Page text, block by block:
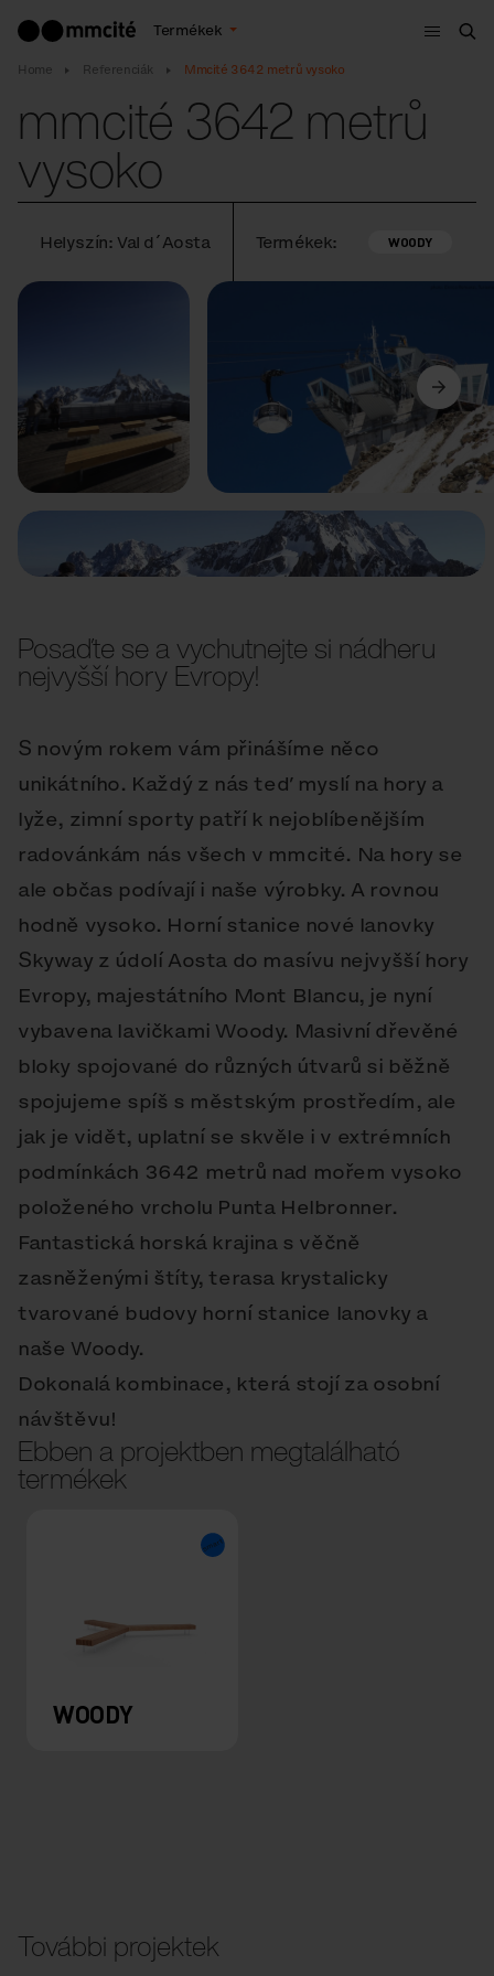
Termékek
Menü
Home Referenciák Mmcité 3642 metrů vysoko
mmcité 3642 metrů
vysoko
Helyszín: Val d´Aosta Termékek: WOODY
Előző Következő
Posaďte se a vychutnejte si nádheru
nejvyšší hory Evropy!
S novým rokem vám přinášíme něco
unikátního. Každý z nás teď myslí na hory a
lyže, zimní sporty patří k nejoblíbenějším
radovánkám nás všech v mmcité. Na hory se
ale občas podívají i naše výrobky. A rovnou
hodně vysoko. Horní stanice nové lanovky
Skyway z údolí Aosta do masívu nejvyšší hory
Evropy, majestátního Mont Blancu, je nyní
vybavena lavičkami Woody. Masivní dřevěné
bloky spojované do různých útvarů si běžně
spojujeme spíš s městským prostředím, ale
jak je vidět, uplatní se skvěle i v extrémních
podmínkách 3642 metrů nad mořem vysoko
položeného vrcholu Punta Helbronner.
Fantastická horská krajina s věčně
zasněženými štíty, terasa krystalicky
tvarované budovy horní stanice lanovky a
naše Woody.
Dokonalá kombinace, která stojí za osobní
návštěvu!
Ebben a projektben megtalálható
termékek
WOODY
További projektek